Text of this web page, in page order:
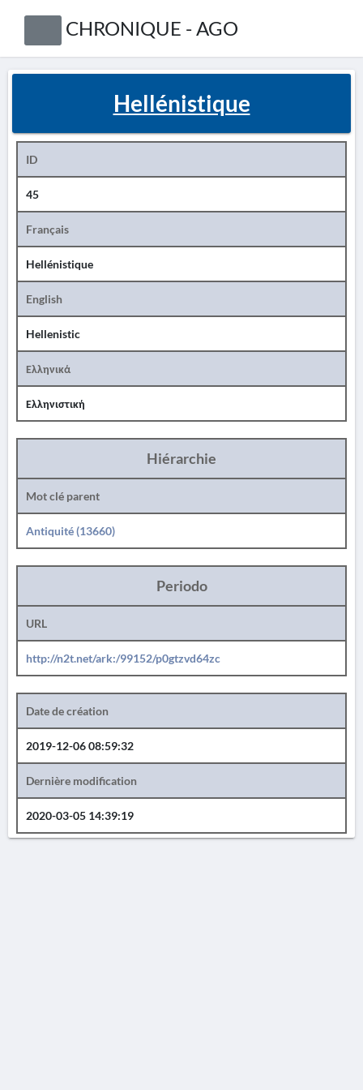
CHRONIQUE - AGO
Hellénistique
ID
45
Français
Hellénistique
English
Hellenistic
Ελληνικά
Ελληνιστική
Hiérarchie
Mot clé parent
Antiquité (13660)
Periodo
URL
http://n2t.net/ark:/99152/p0gtzvd64zc
Date de création
2019-12-06 08:59:32
Dernière modification
2020-03-05 14:39:19